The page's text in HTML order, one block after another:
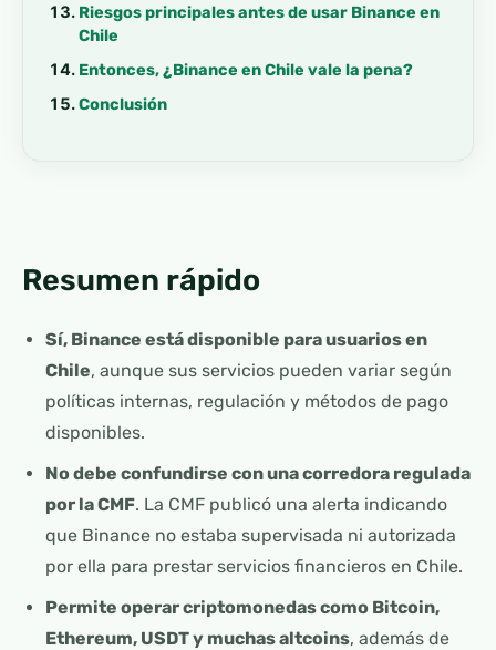
Riesgos principales antes de usar Binance en
Chile
Entonces, ¿Binance en Chile vale la pena?
Conclusión
Resumen rápido
Sí, Binance está disponible para usuarios en
Chile, aunque sus servicios pueden variar según
políticas internas, regulación y métodos de pago
disponibles.
No debe confundirse con una corredora regulada
por la CMF. La CMF publicó una alerta indicando
que Binance no estaba supervisada ni autorizada
por ella para prestar servicios financieros en Chile.
Permite operar criptomonedas como Bitcoin,
Ethereum, USDT y muchas altcoins, además de